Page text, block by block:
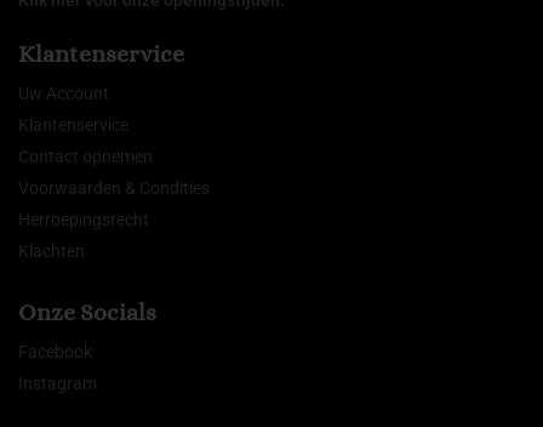
Klantenservice
Uw Account
Klantenservice
Contact opnemen
Voorwaarden & Condities
Herroepingsrecht
Klachten
Onze Socials
Facebook
Instagram